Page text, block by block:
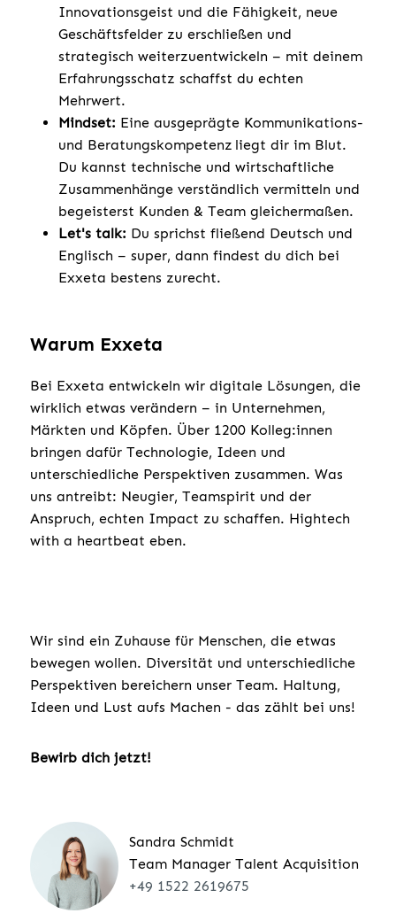
Innovationsgeist und die Fähigkeit, neue
Geschäftsfelder zu erschließen und
strategisch weiterzuentwickeln – mit deinem
Erfahrungsschatz schaffst du echten
Mehrwert.
Mindset: Eine ausgeprägte Kommunikations-
und Beratungskompetenz liegt dir im Blut.
Du kannst technische und wirtschaftliche
Zusammenhänge verständlich vermitteln und
begeisterst Kunden & Team gleichermaßen.
Let's talk: Du sprichst fließend Deutsch und
Englisch – super, dann findest du dich bei
Exxeta bestens zurecht.
Warum Exxeta
Bei Exxeta entwickeln wir digitale Lösungen, die
wirklich etwas verändern – in Unternehmen,
Märkten und Köpfen. Über 1200 Kolleg:innen
bringen dafür Technologie, Ideen und
unterschiedliche Perspektiven zusammen. Was
uns antreibt: Neugier, Teamspirit und der
Anspruch, echten Impact zu schaffen. Hightech
with a heartbeat eben.
Wir sind ein Zuhause für Menschen, die etwas
bewegen wollen. Diversität und unterschiedliche
Perspektiven bereichern unser Team. Haltung,
Ideen und Lust aufs Machen - das zählt bei uns!
Bewirb dich jetzt!
Sandra Schmidt
Team Manager Talent Acquisition
+49 1522 2619675